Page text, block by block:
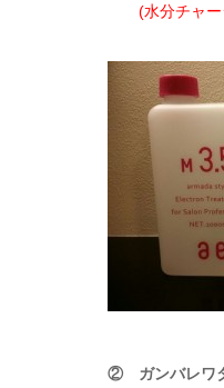
(水分チャー
② ガンバレワ